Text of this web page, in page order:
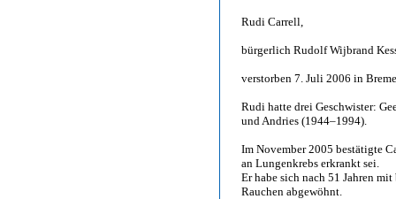
Rudi Carrell,
bürgerlich Rudolf Wijbrand
verstorben 7. Juli 2006 in
Rudi hatte drei Geschwister:
und Andries (1944–1994).
Im November 2005 bestätigte
an Lungenkrebs erkrankt sei.
Er habe sich nach 51 Jahren
Rauchen abgewöhnt.